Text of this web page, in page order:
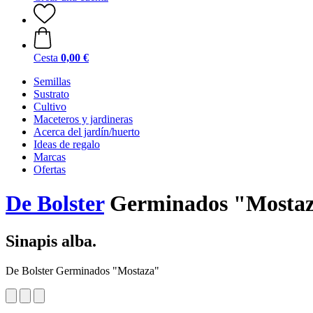
Cesta 0,00 €
Semillas
Sustrato
Cultivo
Maceteros y jardineras
Acerca del jardín/huerto
Ideas de regalo
Marcas
Ofertas
De BolsterGerminados
Sinapis alba.
De Bolster Germinados "Mostaza"